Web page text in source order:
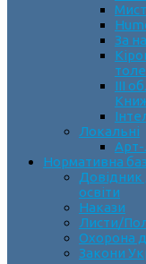
За
ІII
Локальні
Арт-
Нормативна
Довідник
освіти
Накази
Листи/
Охорона
Закони